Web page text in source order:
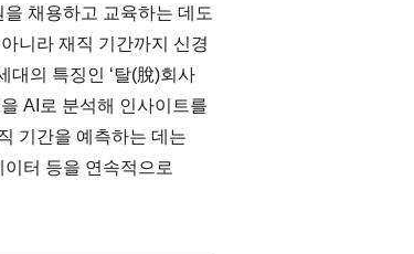
채용하고 교육하는 데도
니라 재직 기간까지 신경
대의 특징인 ‘탈(脫)회사
AI로 분석해 인사이트를
기간을 예측하는 데는
터 등을 연속적으로